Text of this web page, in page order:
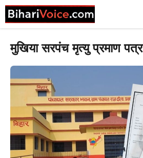
Skip
to
content
मुखिया सरपंच मृत्यु प्रमाण पत्र